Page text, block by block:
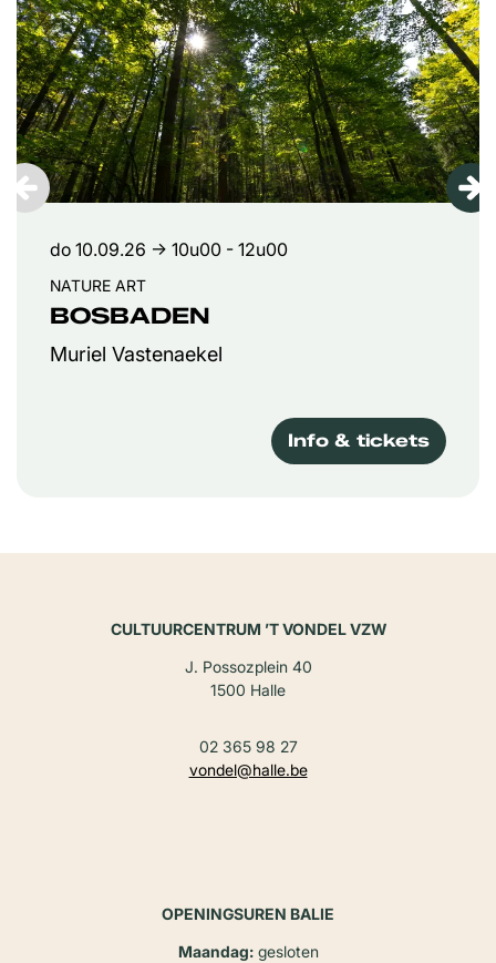
BOSBADEN
Muriel Vastenaekel
NATURE ART
do 10.09.26 → 10u00 - 12u00
Info & tickets
CULTUURCENTRUM ’T VONDEL VZW
J. Possozplein 40
1500 Halle
02 365 98 27
vondel@halle.be
OPENINGSUREN BALIE
Maandag:gesloten